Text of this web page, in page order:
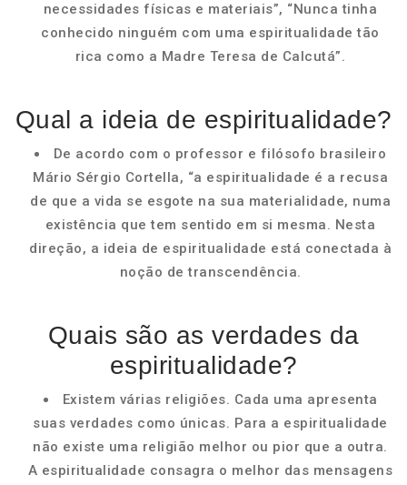
necessidades físicas e materiais”, “Nunca tinha
conhecido ninguém com uma espiritualidade tão
rica como a Madre Teresa de Calcutá”.
Qual a ideia de espiritualidade?
De acordo com o professor e filósofo brasileiro
Mário Sérgio Cortella, “a espiritualidade é a recusa
de que a vida se esgote na sua materialidade, numa
existência que tem sentido em si mesma. Nesta
direção, a ideia de espiritualidade está conectada à
noção de transcendência.
Quais são as verdades da
espiritualidade?
Existem várias religiões. Cada uma apresenta
suas verdades como únicas. Para a espiritualidade
não existe uma religião melhor ou pior que a outra.
A espiritualidade consagra o melhor das mensagens